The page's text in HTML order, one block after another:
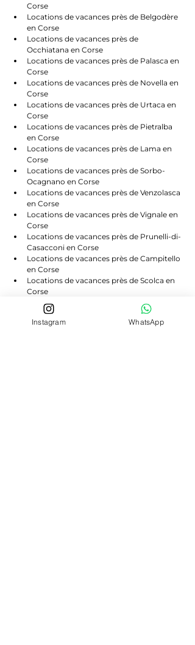
Corse
Locations de vacances près de Belgodère
en Corse
Locations de vacances près de
Occhiatana en Corse
Locations de vacances près de Palasca en
Corse
Locations de vacances près de Novella en
Corse
Locations de vacances près de Urtaca en
Corse
Locations de vacances près de Pietralba
en Corse
Locations de vacances près de Lama en
Corse
Locations de vacances près de Sorbo-
Ocagnano en Corse
Locations de vacances près de Venzolasca
en Corse
Locations de vacances près de Vignale en
Corse
Locations de vacances près de Prunelli-di-
Casacconi en Corse
Locations de vacances près de Campitello
en Corse
Locations de vacances près de Scolca en
Corse
Locations de vacances près de Volpajola
en Corse
Locations de vacances près de Lento en
Instagram WhatsApp